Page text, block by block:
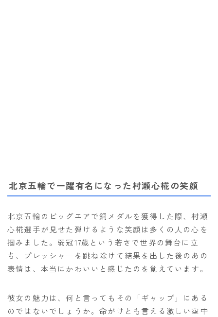
北京五輪で一躍有名になった村瀬心椛の笑顔
北京五輪のビッグエアで銅メダルを獲得した際、村瀬
心椛選手が見せた弾けるような笑顔は多くの人の心を
掴みました。弱冠17歳という若さで世界の舞台に立
ち、プレッシャーを跳ね除けて結果を出した後のあの
表情は、本当にかわいいと感じたのを覚えています。
彼女の魅力は、何と言ってもその「ギャップ」にある
のではないでしょうか。命がけとも言える激しい空中